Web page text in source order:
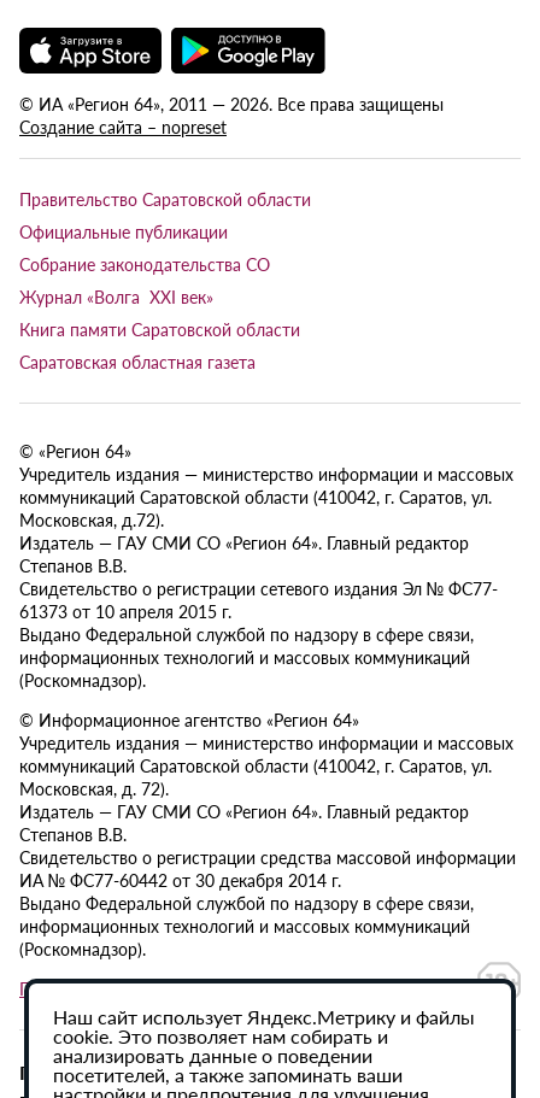
© ИА «Регион 64», 2011 — 2026. Все права защищены
Создание сайта – nopreset
Правительство Саратовской области
Официальные публикации
Собрание законодательства СО
Журнал «Волга XXI век»
Книга памяти Саратовской области
Саратовская областная газета
© «Регион 64»
Учредитель издания — министерство информации и массовых
коммуникаций Саратовской области (410042, г. Саратов, ул.
Московская, д.72).
Издатель — ГАУ СМИ СО «Регион 64». Главный редактор
Степанов В.В.
Свидетельство о регистрации сетевого издания Эл № ФС77-
61373 от 10 апреля 2015 г.
Выдано Федеральной службой по надзору в сфере связи,
информационных технологий и массовых коммуникаций
(Роскомнадзор).
© Информационное агентство «Регион 64»
Учредитель издания — министерство информации и массовых
коммуникаций Саратовской области (410042, г. Саратов, ул.
Московская, д. 72).
Издатель — ГАУ СМИ СО «Регион 64». Главный редактор
Степанов В.В.
Свидетельство о регистрации средства массовой информации
ИА № ФС77-60442 от 30 декабря 2014 г.
Выдано Федеральной службой по надзору в сфере связи,
информационных технологий и массовых коммуникаций
(Роскомнадзор).
Политика в отношении обработки персональных данных
При использовании материалов сайта активная
Наш сайт использует Яндекс.Метрику и файлы
cookie. Это позволяет нам собирать и
анализировать данные о поведении
посетителей, а также запоминать ваши